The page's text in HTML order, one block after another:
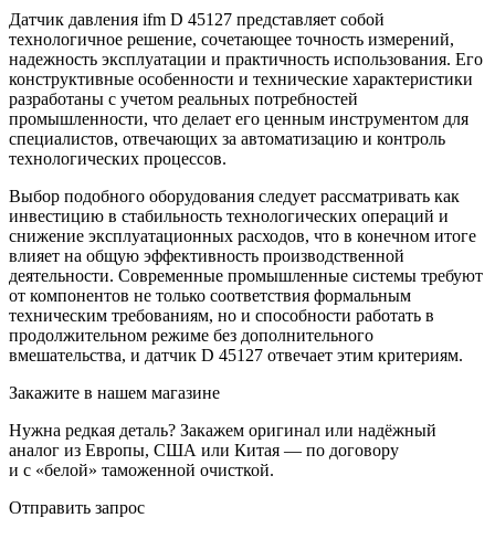
Датчик давления ifm D 45127 представляет собой
технологичное решение, сочетающее точность измерений,
надежность эксплуатации и практичность использования. Его
конструктивные особенности и технические характеристики
разработаны с учетом реальных потребностей
промышленности, что делает его ценным инструментом для
специалистов, отвечающих за автоматизацию и контроль
технологических процессов.
Выбор подобного оборудования следует рассматривать как
инвестицию в стабильность технологических операций и
снижение эксплуатационных расходов, что в конечном итоге
влияет на общую эффективность производственной
деятельности. Современные промышленные системы требуют
от компонентов не только соответствия формальным
техническим требованиям, но и способности работать в
продолжительном режиме без дополнительного
вмешательства, и датчик D 45127 отвечает этим критериям.
Закажите в нашем магазине
Нужна редкая деталь? Закажем оригинал или надёжный
аналог из Европы, США или Китая — по договору
и с «белой» таможенной очисткой.
Отправить запрос